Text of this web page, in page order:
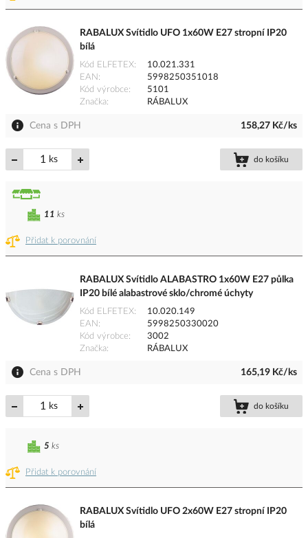
RABALUX Svítidlo UFO 1x60W E27 stropní IP20
bílá
Kód ELFETEX
10.021.331
EAN
5998250351018
Kód výrobce
5101
Značka
RÁBALUX
Cena s DPH 158,27 Kč/ks
ks do košíku
Přidat k porovnání
11 ks
RABALUX Svítidlo ALABASTRO 1x60W E27 půlka
IP20 bílé alabastrové sklo/chromé úchyty
Kód ELFETEX
10.020.149
EAN
5998250330020
Kód výrobce
3002
Značka
RÁBALUX
Cena s DPH 165,19 Kč/ks
ks do košíku
Přidat k porovnání
5 ks
RABALUX Svítidlo UFO 2x60W E27 stropní IP20
bílá